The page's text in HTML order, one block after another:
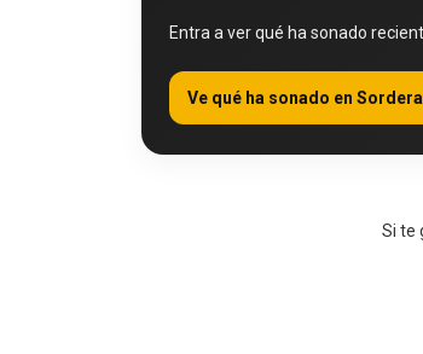
Entra a ver qué ha sonado
Ve qué ha sonado en
Si te